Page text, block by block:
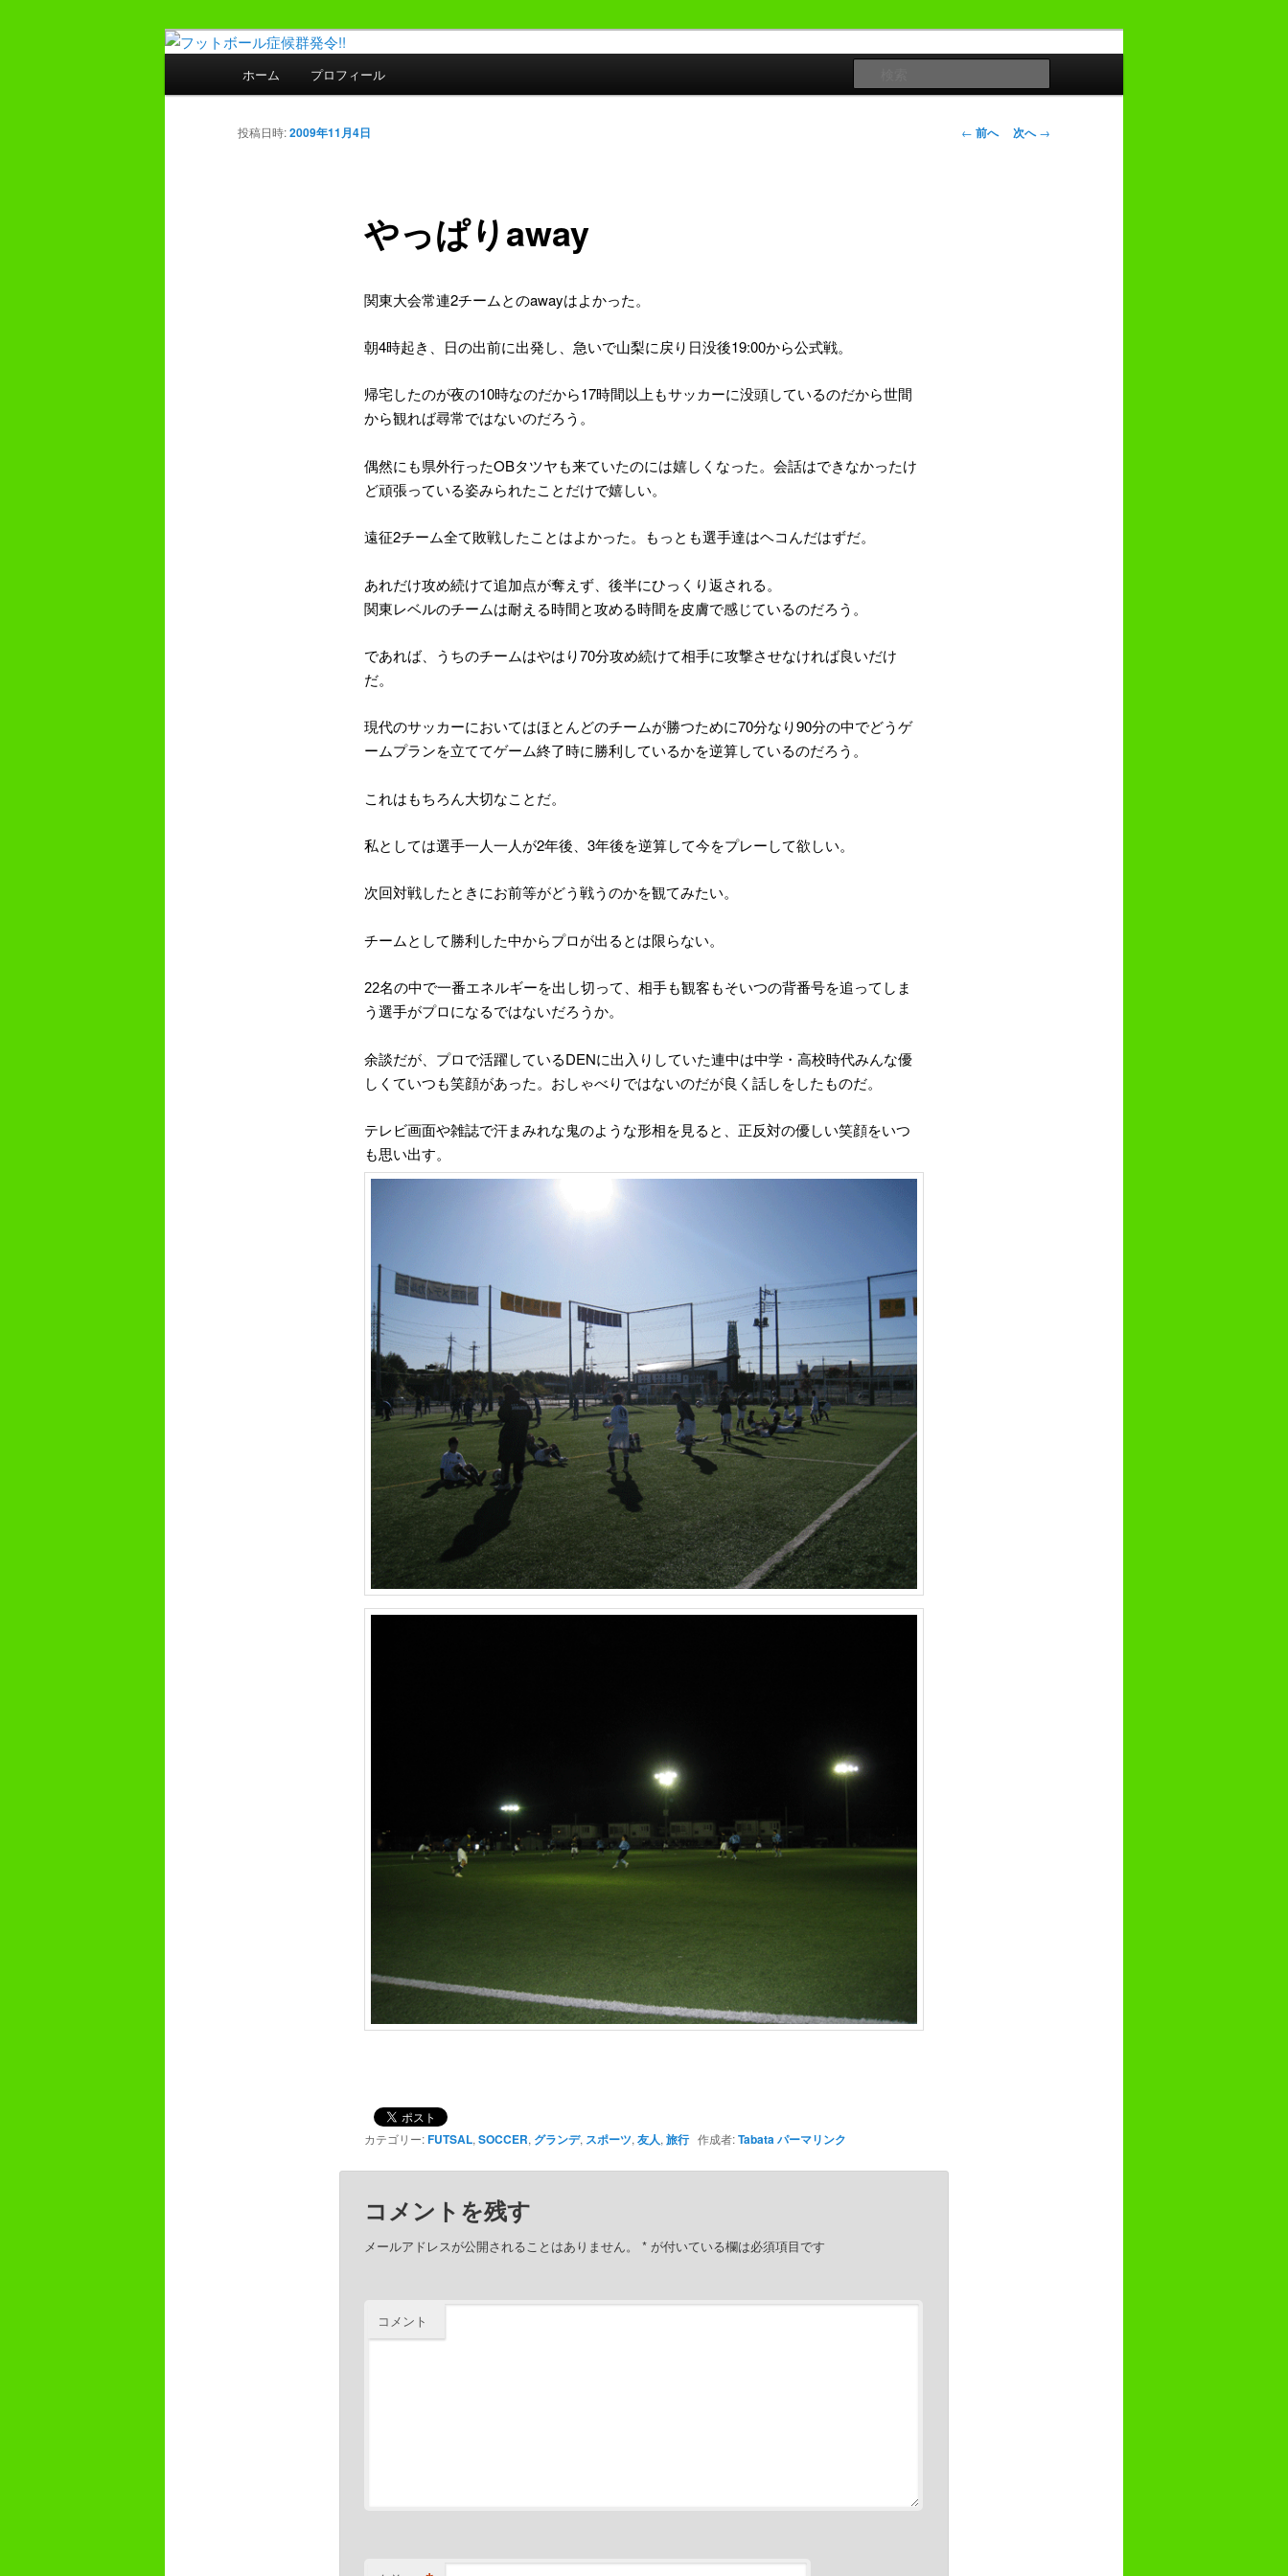
フットボール症候群発令!!
プレーヤー48年・監督30年のおやじが勝手にサッカーの事書いています。
索
ホーム プロフィール
投
← 前へ 次へ→
やっぱりaway
投稿日時:2009年11月4日
関東大会常連2チームとのawayはよかった。
朝4時起き、日の出前に出発し、急いで山梨に戻り日没後19:00から公式戦。
帰宅したのが夜の10時なのだから17時間以上もサッカーに没頭しているのだから世間
から観れば尋常ではないのだろう。
偶然にも県外行ったOBタツヤも来ていたのには嬉しくなった。会話はできなかったけ
ど頑張っている姿みられたことだけで嬉しい。
遠征2チーム全て敗戦したことはよかった。もっとも選手達はヘコんだはずだ。
あれだけ攻め続けて追加点が奪えず、後半にひっくり返される。
関東レベルのチームは耐える時間と攻める時間を皮膚で感じているのだろう。
であれば、うちのチームはやはり70分攻め続けて相手に攻撃させなければ良いだけ
だ。
現代のサッカーにおいてはほとんどのチームが勝つために70分なり90分の中でどうゲ
ームプランを立ててゲーム終了時に勝利しているかを逆算しているのだろう。
これはもちろん大切なことだ。
私としては選手一人一人が2年後、 3年後を逆算して今をプレーして欲しい。
次回対戦したときにお前等がどう戦うのかを観てみたい。
チームとして勝利した中からプロが出るとは限らない。
22名の中で一番エネルギーを出し切って、相手も観客もそいつの背番号を追ってしま
う選手がプロになるではないだろうか。
余談だが、プロで活躍しているDENに出入りしていた連中は中学・高校時代みんな優
しくていつも笑顔があった。おしゃべりではないのだが良く話しをしたものだ。
テレビ画面や雑誌で汗まみれな鬼のような形相を見ると、正反対の優しい笑顔をいつ
も思い出す。
カテゴリー:FUTSAL, SOCCER, グランデ, スポーツ, 友人, 旅行作成者:Tabataパーマリンク
コメントを残す
メールアドレスが公開されることはありません。 *が付いている欄は必須項目です
コメント